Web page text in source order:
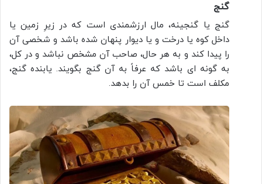
گنج
گنج یا گنجینه، مال ارزشمندی است كه در زیرِ زمین یا
داخل کوه یا درخت و یا دیوار پنهان شده باشد و شخصی آن
را پیدا كند و به هر حال، صاحب آن مشخص نباشد و در کل،
به گونه ای باشد که عرفاً به آن گنج بگویند. یابنده گنج،
مکلف است تا خمس آن را بدهد.